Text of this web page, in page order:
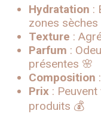
Hydratation :
zones sèches
Texture :
Parfum :
présentes 🌸
Composition
Prix :
produits 💰